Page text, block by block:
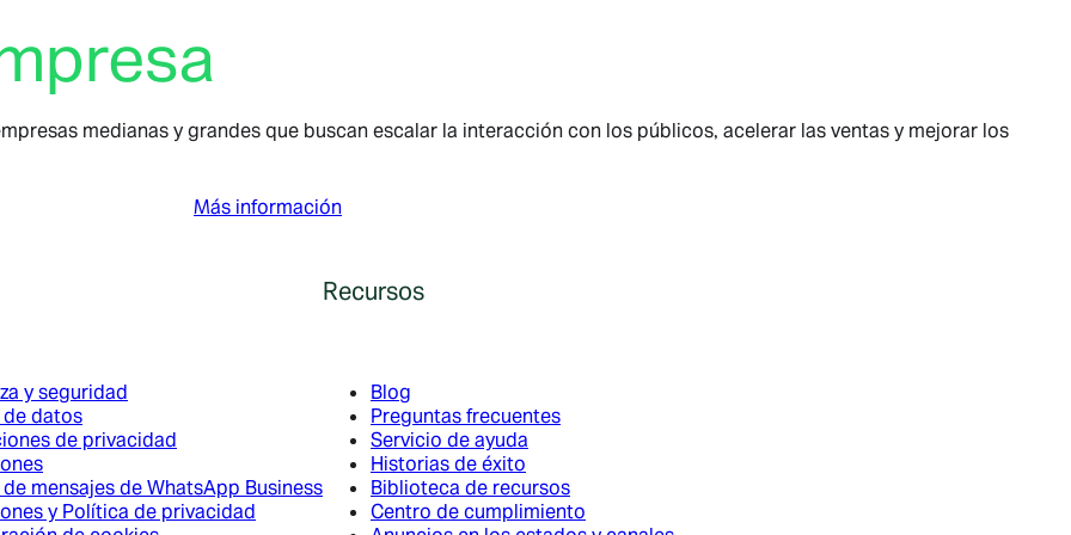
medianas y grandes que buscan escalar la interacción con los públicos, acelerar las ventas y mejorar los
Más información
y seguridad
datos
de privacidad
mensajes de WhatsApp Business
y Política de privacidad
Recursos
Blog
Preguntas frecuentes
Servicio de ayuda
Historias de éxito
Biblioteca de recursos
Centro de cumplimiento